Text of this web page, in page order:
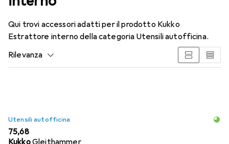
Qui trovi accessori adatti per il prodotto Kukko
Estrattore interno della categoria Utensili autofficina.
Rilevanza
Utensili autofficina
EUR
75,68
KukkoGleithammer